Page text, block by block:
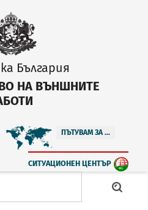
България
НА ВЪНШНИТЕ
ПЪТУВАМ ЗА ...
СИТУАЦИОНЕН ЦЕНТЪР